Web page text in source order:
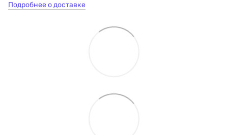
Подробнее о доставке